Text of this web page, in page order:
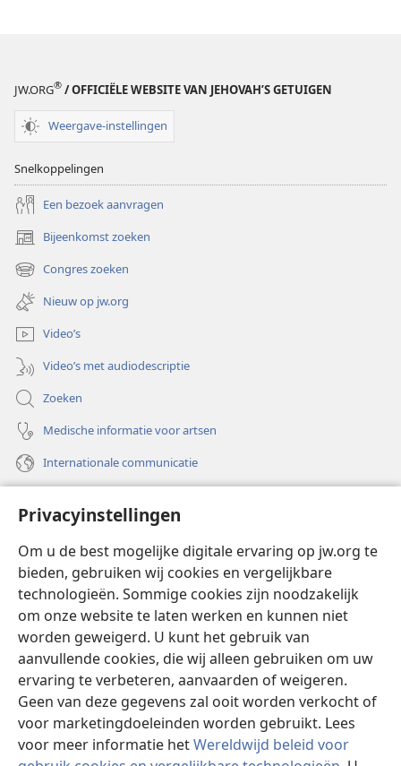
Privacyinstellingen
Om u de best mogelijke digitale ervaring op jw.org te
bieden, gebruiken wij cookies en vergelijkbare
technologieën. Sommige cookies zijn noodzakelijk
om onze website te laten werken en kunnen niet
worden geweigerd. U kunt het gebruik van
aanvullende cookies, die wij alleen gebruiken om uw
ervaring te verbeteren, aanvaarden of weigeren.
Geen van deze gegevens zal ooit worden verkocht of
voor marketingdoeleinden worden gebruikt. Lees
voor meer informatie hetWereldwijd beleid voor
JW.ORG® / OFFICIËLE WEBSITE VAN JEHOVAH’S GETUIGEN
Weergave-instellingen
Snelkoppelingen
Een bezoek aanvragen
Bijeenkomst zoeken
(opent
nieuw
venster)
Congres zoeken
(opent
nieuw
venster)
Nieuw op jw.org
Video’s
Video’s met audiodescriptie
Zoeken
Medische informatie voor artsen
Internationale communicatie
(opent
nieuw
venster)Watchtower ONLINE LIBRARY™
(opent
nieuw
venster)JW Hub ®
(opent
nieuw
venster)
®
Watchtower Library